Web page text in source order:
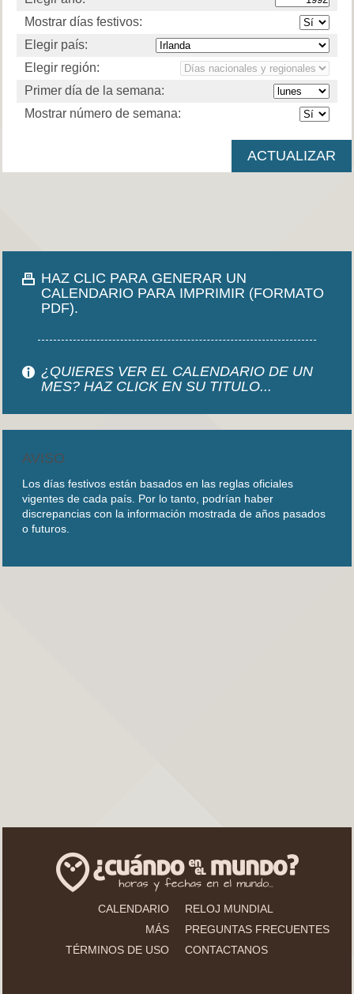
Mostrar días festivos:
Elegir país:
Elegir región:
Primer día de la semana:
Mostrar número de semana:
HAZ CLIC PARA GENERAR UN
CALENDARIO PARA IMPRIMIR (FORMATO
PDF).
¿QUIERES VER EL CALENDARIO DE UN
MES? HAZ CLICK EN SU TITULO...
AVISO
Los días festivos están basados en las reglas oficiales
vigentes de cada país. Por lo tanto, podrían haber
discrepancias con la información mostrada de años pasados
o futuros.
CALENDARIO
RELOJ MUNDIAL
MÁS
PREGUNTAS FRECUENTES
TÉRMINOS DE USO
CONTACTANOS